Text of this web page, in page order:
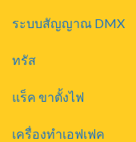
ระบบสัญญาณ DMX
ทรัส
แร็ค ขาตั้งไฟ
เครื่องทำเอฟเฟค